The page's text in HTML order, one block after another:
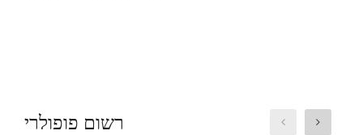
רשום פופולרי